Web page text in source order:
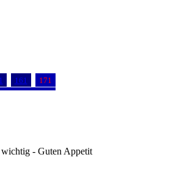
161 171
- Guten Appetit